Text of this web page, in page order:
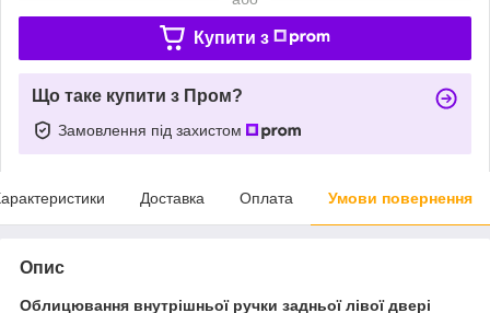
Купити з
Що таке купити з Пром?
Замовлення під захистом
Доставка Оплата Умови повернення
Опис
Облицювання внутрішньої ручки задньої лівої двері